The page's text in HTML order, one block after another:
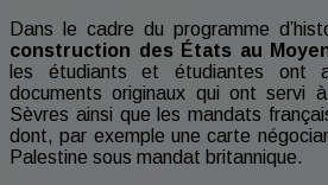
Dans le cadre du programme
construction des États au
les étudiants et étudiantes ont
documents originaux qui ont servi
Sèvres ainsi que les mandats
dont, par exemple une carte
Palestine sous mandat britannique.